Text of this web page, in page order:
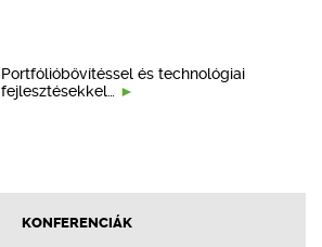
Portfólióbővítéssel és technológiai
fejlesztésekkel…
KONFERENCIÁK